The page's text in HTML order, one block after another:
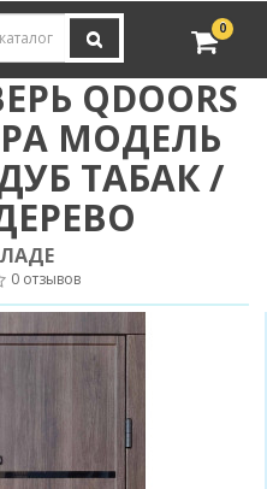
0
QDOORS
МОДЕЛЬ
ТАБАК /
0 отзывов